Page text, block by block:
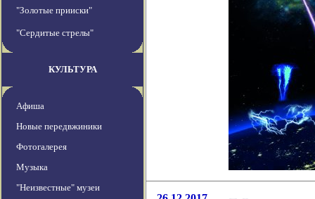
"Золотые прииски"
"Сердитые стрелы"
КУЛЬТУРА
Афиша
Новые передвжиники
Фотогалерея
Музыка
"Неизвестные" музеи